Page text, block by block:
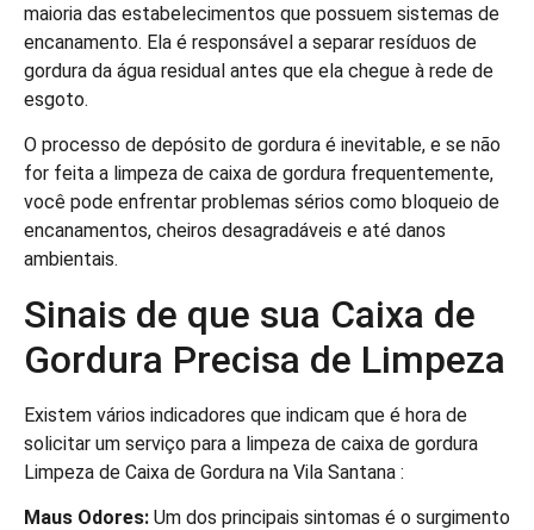
maioria das estabelecimentos que possuem sistemas de
encanamento. Ela é responsável a separar resíduos de
gordura da água residual antes que ela chegue à rede de
esgoto.
O processo de depósito de gordura é inevitable, e se não
for feita a limpeza de caixa de gordura frequentemente,
você pode enfrentar problemas sérios como bloqueio de
encanamentos, cheiros desagradáveis e até danos
ambientais.
Sinais de que sua Caixa de
Gordura Precisa de Limpeza
Existem vários indicadores que indicam que é hora de
solicitar um serviço para a limpeza de caixa de gordura
Limpeza de Caixa de Gordura na Vila Santana :
Maus Odores: Um dos principais sintomas é o surgimento